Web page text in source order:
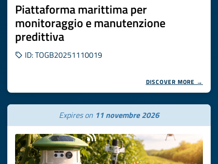
Piattaforma marittima per
monitoraggio e manutenzione
predittiva
ID: TOGB20251110019
DISCOVER MORE →
Expires on 11 novembre 2026